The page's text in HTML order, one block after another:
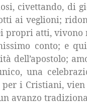
civettando, di
ai veglioni;
atti, vivono
conto; e
dell’apostolo;
una
i Cristiani,
avanzo